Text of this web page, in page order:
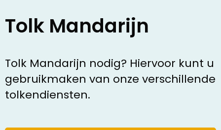
Tolk Mandarijn
Tolk Mandarijn nodig? Hiervoor kunt u
gebruikmaken van onze verschillende
tolkendiensten.